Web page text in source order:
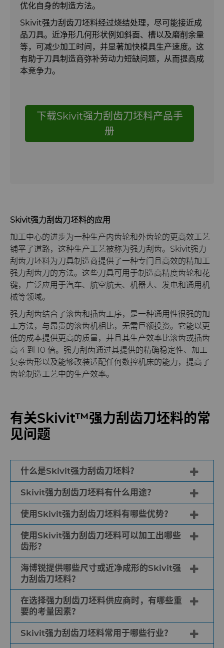
刀片坯料
定制刀片坯料
Oil & Gas
Directional Drilling Tools
Flow Control Valve Trim
PCBN
超厚BZN™
Compax™ PCD工具坯料
P系列PCD
RTP粉末
非标牌号
旋转切刀
旋转切刀服务与支持
硬质合金长条片坯料
冷成型模具
电子封装连接工具
发动机和变速箱
注塑模具
医疗
精密测量工具
拉丝模
更多拉丝模坯料
硬质合金模芯烧结坯料和精磨坯料
DuraNib™ 硬质合金模芯
Versimax™
行业
航空航天
汽车
电子
能源与自然资源
食品与饮料
通用制造
卫生
医疗
碳化硅半导体
炼钢
工具制造
服务
刀具制造商解决方案
工程解决方案
服务车间
增材制造
资源
资料库
材料
证书和数据表
材料分析实验室
QEHS政策
研发
条款和条件
公司
关于我们
活动
公司管理
新闻
Supply Chain
可持续性
联系我们
销售办事处
安全数据表
优化自身的制造方法。
Skivit强力刮齿刀坯料经过烧结处理，尽可能接近成
品刀具。近净形几何形状例如斜面、槽以及磨削余量
等，可减少加工时间，并显著加快模具生产速度。这
有助于刀具制造商弥补劳动力短缺问题，从而提高成
本竞争力。
下载Skivit强力刮齿刀坯料产品手
册
Skivit强力刮齿刀坯料的应用
加工中心的进步为一种生产内齿轮和外齿轮的更高效工艺
铺平了道路，这种生产工艺被称为强力刮齿。Skivit强力
刮齿刀坯料为刀具制造商提供了一种专门且高效的精加工
强力刮齿刀的方法。这些刀具可用于制造高精度齿轮和花
键，广泛应用于汽车、航空航天、机器人、发电和通用机
械等领域。
强力刮齿结合了滚齿和插齿工序，是一种通用性很强的加
工方法，与昂贵的滚齿机相比，无需巨额投资。它能以更
低的成本提供更高的质量，并且其生产效率比滚齿或插齿
高 4 到 10 倍。强力刮齿通过其提供的精确稳定性、加工
复杂齿形以及能够改装适配任何数控机床的能力，提高了
齿轮制造工艺中的生产效率。
有关Skivit™强力刮齿刀坯料的常
见问题
什么是Skivit强力刮齿刀坯料？
Skivit强力刮齿刀坯料是一种硬质合金坯料，
通过将硬质合金粉末压制成所需形状，并在高
温高压下烧结以达到所需的强度和硬度，从而
制造出客户所需的几何形状。刀具制造商将这
些坯料加工成即用型刀具，齿轮制造商利用这
些刀具生产出高精度齿轮，这些齿轮在运行过
程中精度高、噪音低。强力刮齿结合了滚齿和
插齿工序，可高效生产高精度的内齿轮、外齿
轮、花键和其他复杂精密的齿形。
Skivit强力刮齿刀坯料有什么用途？
Skivit强力刮齿刀坯料会被加工成能够轻松安
装在传统数控机床上的刀具，用于制造齿轮。
能够生产出高精度的齿轮、花键以及复杂齿形
的零件。既适用于外齿轮加工，也适用于内齿
轮加工，但在内齿轮加工方面表现尤为出色。
使用Skivit强力刮齿刀坯料有哪些优势？
Skivit强力刮齿刀坯料为刀具制造商提供了诸
多优势。它们采用业内领先的硬质合金牌号制
成，可用于先进且高效的金属切削加工，具有
出色的尺寸控制、严格的公差和卓越的表面质
量，可优化刀具生产。Skivit坯料还采用近净
形设计，近净形几何形状例如斜面、槽以及磨
削余量等，可减少加工时间，并显著加快模具
生产速度。这有助于刀具制造商弥补劳动力短
缺问题，从而提高成本竞争力。此外，海博锐
使用Skivit强力刮齿刀坯料可以加工出哪些
齿形？
使用Skivit强力刮齿刀坯料可制成各种齿形的
刀具，包括直齿轮、斜齿轮、内齿轮以及锯齿
形或非对称齿形之类的复杂齿形。
海博锐提供哪些尺寸或近净成形的Skivit强
力刮齿刀坯料？
海博锐提供多种尺寸且烧结成近净形的Skivit
强力刮齿刀坯料。结合业内领先的硬质合金牌
号H10F和H6F，Skivit坯料可提供增值磨削选
项，例如顶面-底面、周边倒角、底部倒角、
在选择强力刮齿刀坯料供应商时，有哪些重
要的考量因素？
作为合作供应商，海博锐可提供复杂几何形状
Skivit强力刮齿刀坯料常用于哪些行业？